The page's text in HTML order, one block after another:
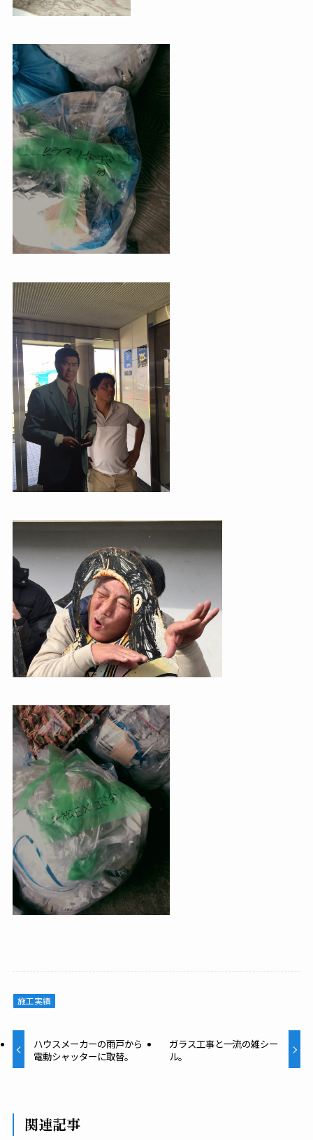
施工実績
ハウスメーカーの雨戸から
電動シャッターに取替。
ガラス工事と一流の雑シー
ル。
関連記事